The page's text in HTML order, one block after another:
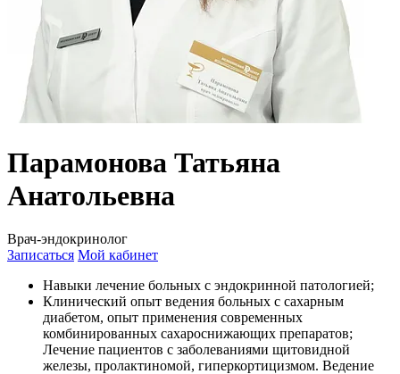
Парамонова Татьяна
Анатольевна
Врач-эндокринолог
Записаться Мой кабинет
Навыки лечение больных с эндокринной патологией;
Клинический опыт ведения больных с сахарным
диабетом, опыт применения современных
комбинированных сахароснижающих препаратов;
Лечение пациентов с заболеваниями щитовидной
железы, пролактиномой, гиперкортицизмом. Ведение